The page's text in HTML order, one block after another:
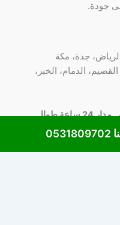
جودة.
جدة، مكة
الدمام، الخبر،
مدار 24 ساعة طوال